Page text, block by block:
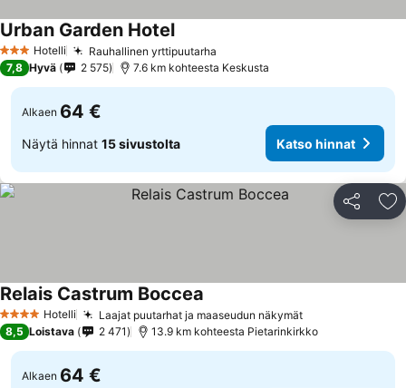
3 Tähtiluokitus
Hotelli Rauhallinen yrttipuutarha
Urban Garden Hotel
7,8 Hyvä 2 575 7.6 km kohteesta Keskusta
Alkaen 64 €
Näytä hinnat 15 sivustolta Katso hinnat
Jaa
4 Tähtiluokitus
Hotelli Laajat puutarhat ja maaseudun näkymät
Relais Castrum Boccea
8,5 Loistava 2 471 13.9 km kohteesta Pietarinkirkko
Alkaen 64 €